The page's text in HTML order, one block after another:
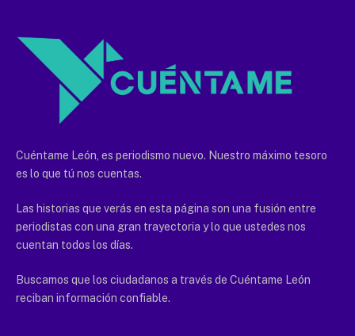
Cuéntame León, es periodismo nuevo. Nuestro máximo tesoro
es lo que tú nos cuentas.
Las historias que verás en esta página son una fusión entre
periodistas con una gran trayectoria y lo que ustedes nos
cuentan todos los días.
Buscamos que los ciudadanos a través de Cuéntame León
reciban información confiable.